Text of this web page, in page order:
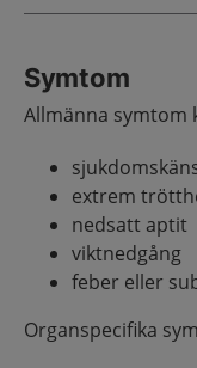
Symtom
Allmänna symtom
extrem
nedsatt aptit
viktnedgång
feber eller
Organspecifika